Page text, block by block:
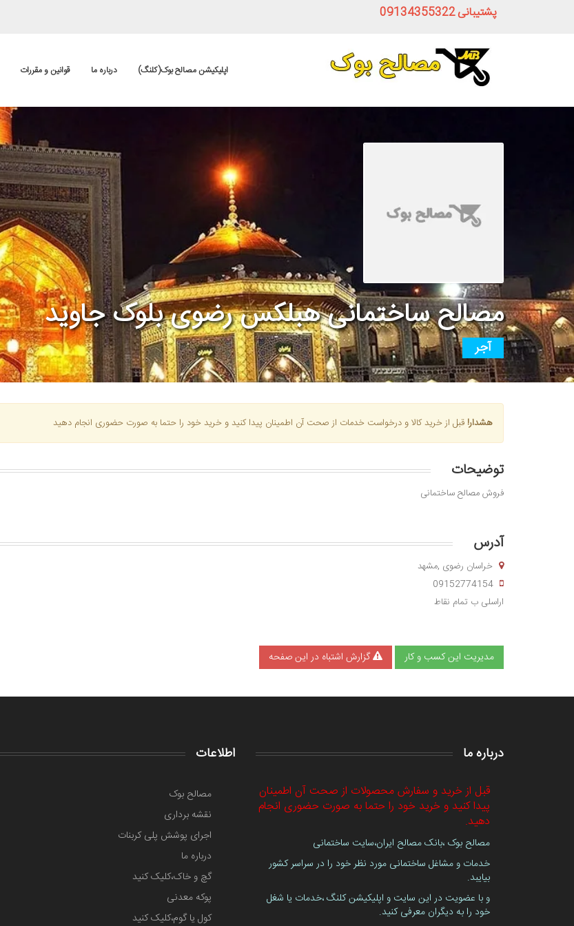
پشتیبانی09134355322
اپلیکیشن مصالح بوک(کلنگ) درباره ما قوانین و مقررات
مصالح ساختمانی هبلکس رضوی بلوک جاوید
آجر
هشدار!قبل از خرید کالا و درخواست خدمات از صحت آن اطمینان پیدا کنید و خرید خود را حتما به صورت حضوری انجام دهید
توضیحات
فروش مصالح ساختمانی
آدرس
خراسان رضوی ,مشهد
اراسلی ب تمام نقاط
مدیریت این کسب و کار گزارش اشتباه در این صفحه
درباره ما
قبل از خرید و سفارش محصولات از صحت آن اطمینان
پیدا کنید و خرید خود را حتما به صورت حضوری انجام
دهید.
مصالح بوک ،بانک مصالح ایران،سایت ساختمانی
خدمات و مشاغل ساختمانی مورد نظر خود را در سراسر کشور
بیایبد.
و با عضویت در این سایت و اپلیکیشن کلنگ ،خدمات یا شغل
خود را به دیگران معرفی کنید.
اطلاعات
مصالح بوک
نقشه برداری
اجرای پوشش پلی کربنات
درباره ما
گچ و خاک،کلیک کنید
پوکه معدنی
کول یا گوم،کلیک کنید